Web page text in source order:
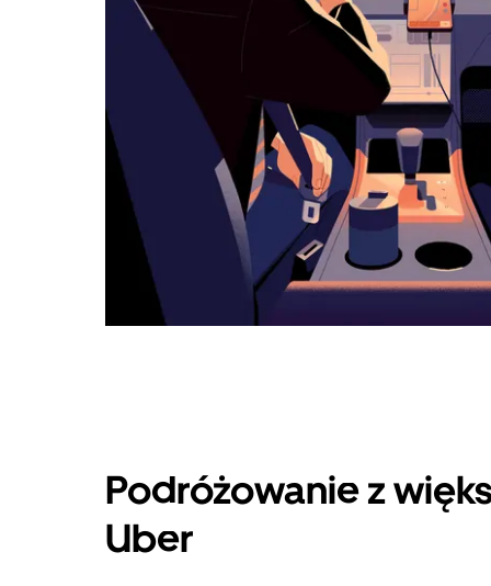
Podróżowanie z
Uber